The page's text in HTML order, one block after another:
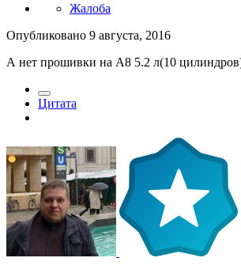
Жалоба
Опубликовано 9 августа, 2016
А нет прошивки на А8 5.2 л(10
Цитата